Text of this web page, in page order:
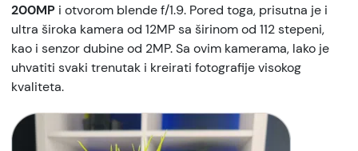
200MP i otvorom blende f/1.9. Pored toga, prisutna je i
ultra široka kamera od 12MP sa širinom od 112 stepeni,
kao i senzor dubine od 2MP. Sa ovim kamerama, lako je
uhvatiti svaki trenutak i kreirati fotografije visokog
kvaliteta.